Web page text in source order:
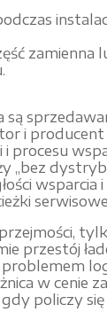
zamienna
są
i producent
procesu
„bez
wsparcia
przestój
problemem
w cenie
policzy się